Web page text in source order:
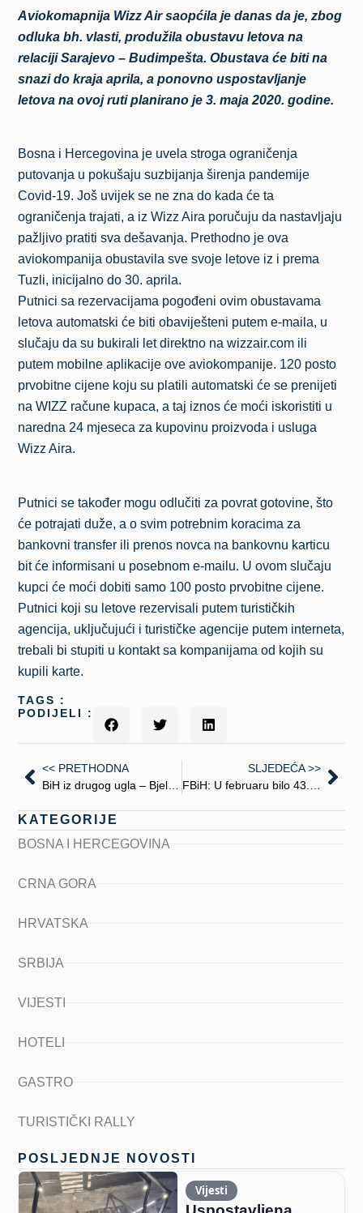
Aviokomapnija Wizz Air saopćila je danas da je, zbog
odluka bh. vlasti, produžila obustavu letova na
relaciji Sarajevo – Budimpešta. Obustava će biti na
snazi do kraja aprila, a ponovno uspostavljanje
letova na ovoj ruti planirano je 3. maja 2020. godine.
Bosna i Hercegovina je uvela stroga ograničenja
putovanja u pokušaju suzbijanja širenja pandemije
Covid-19. Još uvijek se ne zna do kada će ta
ograničenja trajati, a iz Wizz Aira poručuju da nastavljaju
pažljivo pratiti sva dešavanja. Prethodno je ova
aviokompanija obustavila sve svoje letove iz i prema
Tuzli, inicijalno do 30. aprila.
Putnici sa rezervacijama pogođeni ovim obustavama
letova automatski će biti obaviješteni putem e-maila, u
slučaju da su bukirali let direktno na wizzair.com ili
putem mobilne aplikacije ove aviokompanije. 120 posto
prvobitne cijene koju su platili automatski će se prenijeti
na WIZZ račune kupaca, a taj iznos će moći iskoristiti u
naredna 24 mjeseca za kupovinu proizvoda i usluga
Wizz Aira.
Putnici se također mogu odlučiti za povrat gotovine, što
će potrajati duže, a o svim potrebnim koracima za
bankovni transfer ili prenos novca na bankovnu karticu
bit će informisani u posebnom e-mailu. U ovom slučaju
kupci će moći dobiti samo 100 posto prvobitne cijene.
Putnici koji su letove rezervisali putem turističkih
agencija, uključujući i turističke agencije putem interneta,
trebali bi stupiti u kontakt sa kompanijama od kojih su
kupili karte.
TAGS :
PODIJELI :
<< PRETHODNA
SLJEDEĆA >>
KATEGORIJE
BOSNA I HERCEGOVINA
CRNA GORA
HRVATSKA
SRBIJA
VIJESTI
HOTELI
GASTRO
TURISTIČKI RALLY
POSLJEDNJE NOVOSTI
Vijesti